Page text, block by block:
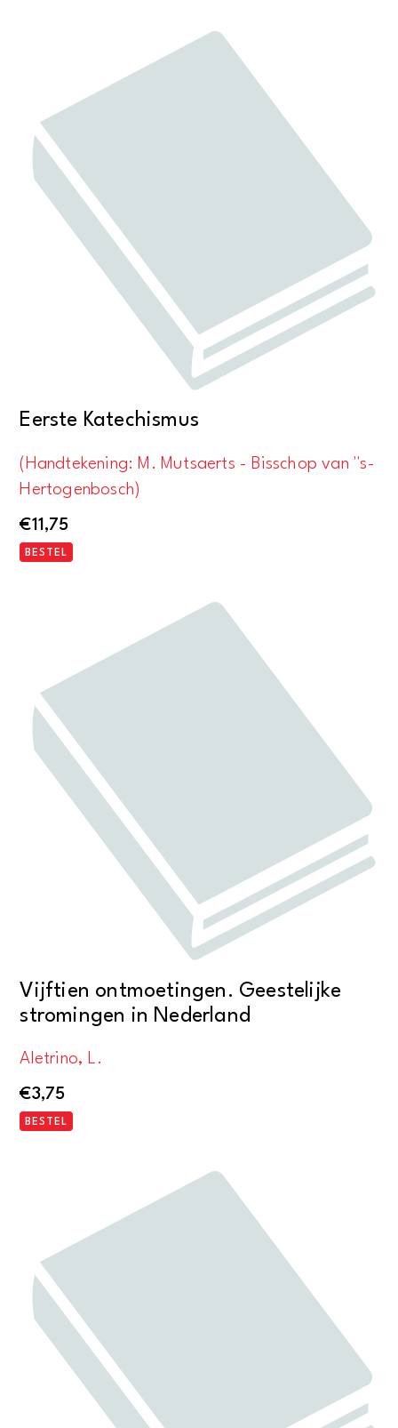
Eerste Katechismus
(Handtekening: M. Mutsaerts - Bisschop van ''s-
Hertogenbosch)
€11,75
BESTEL
Vijftien ontmoetingen. Geestelijke
stromingen in Nederland
Aletrino, L.
€3,75
BESTEL